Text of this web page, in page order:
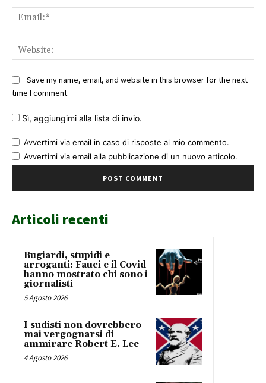
Save my name, email, and website in this browser for the next
time I comment.
Sì, aggiungimi alla lista di invio.
Avvertimi via email in caso di risposte al mio commento.
Avvertimi via email alla pubblicazione di un nuovo articolo.
Articoli recenti
Bugiardi, stupidi e
arroganti: Fauci e il Covid
hanno mostrato chi sono i
giornalisti
5 Agosto 2026
I sudisti non dovrebbero
mai vergognarsi di
ammirare Robert E. Lee
4 Agosto 2026